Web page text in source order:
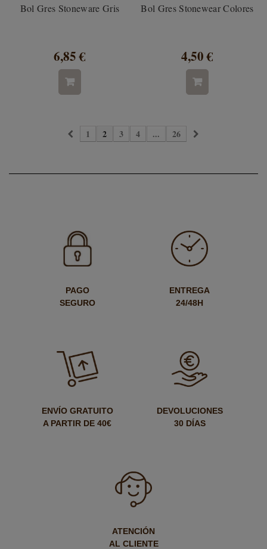
Bol Gres Stoneware Gris
6,85 €
Bol Gres Stonewear Colores
4,50 €
1 2 3 4 ... 26
PAGO
SEGURO
ENTREGA
24/48H
ENVÍO GRATUITO
A PARTIR DE 40€
DEVOLUCIONES
30 DÍAS
ATENCIÓN
AL CLIENTE